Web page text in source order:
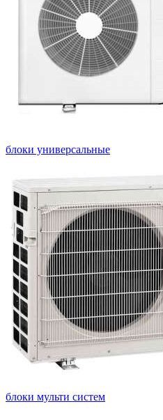
блоки универсальные
блоки мульти систем